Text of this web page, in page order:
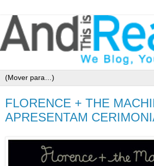
FLORENCE + THE
APRESENTAM